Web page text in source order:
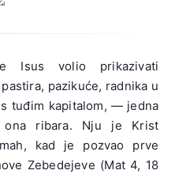
Isus volio prikazivati
pazikuće, radnika u
tuđim kapitalom, — jedna
ona ribara. Nju je Krist
kad je pozvao prve
Zebedejeve (Mat 4, 18